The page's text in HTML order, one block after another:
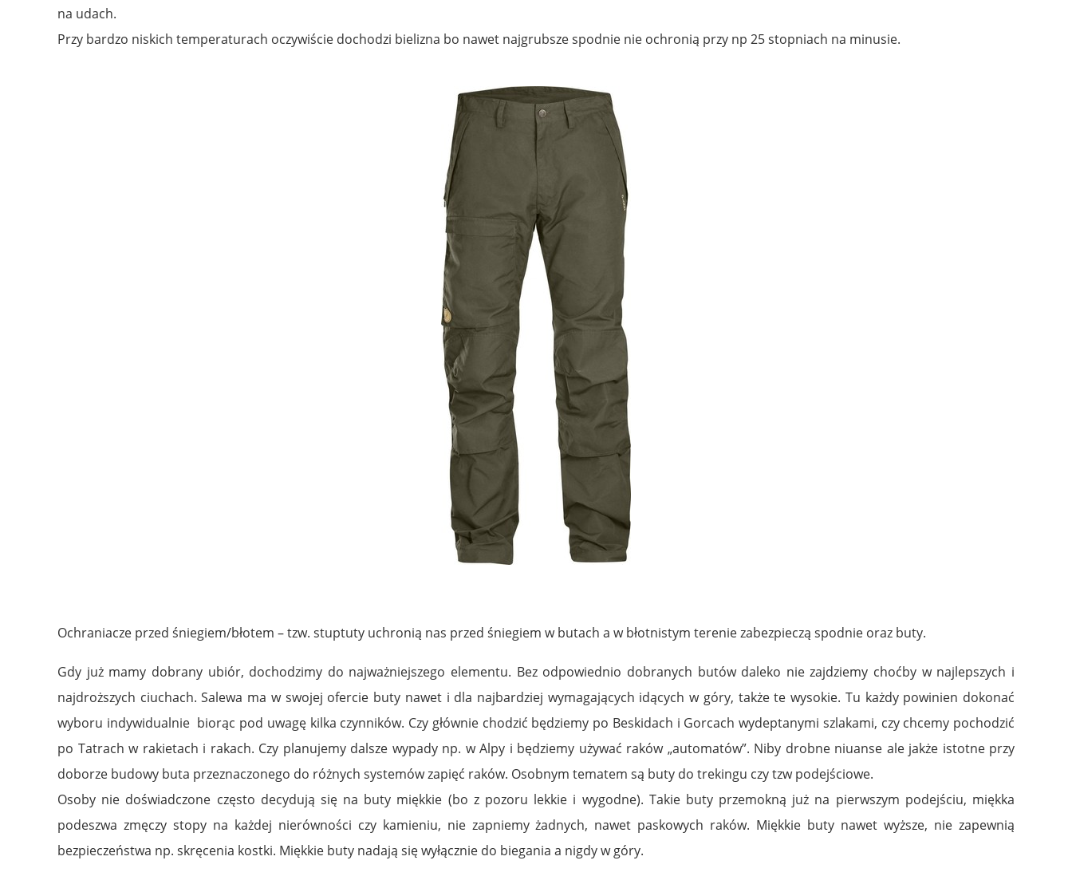
na udach.
Przy bardzo niskich temperaturach oczywiście dochodzi bielizna bo nawet najgrubsze spodnie nie ochronią przy np 25 stopniach na minusie.
Ochraniacze przed śniegiem/błotem – tzw. stuptuty uchronią nas przed śniegiem w butach a w błotnistym terenie zabezpieczą spodnie oraz buty.
Gdy już mamy dobrany ubiór, dochodzimy do najważniejszego elementu. Bez odpowiednio dobranych butów daleko nie zajdziemy choćby w najlepszych i
najdroższych ciuchach. Salewa ma w swojej ofercie buty nawet i dla najbardziej wymagających idących w góry, także te wysokie. Tu każdy powinien dokonać
wyboru indywidualnie biorąc pod uwagę kilka czynników. Czy głównie chodzić będziemy po Beskidach i Gorcach wydeptanymi szlakami, czy chcemy pochodzić
po Tatrach w rakietach i rakach. Czy planujemy dalsze wypady np. w Alpy i będziemy używać raków „automatów”. Niby drobne niuanse ale jakże istotne przy
doborze budowy buta przeznaczonego do różnych systemów zapięć raków. Osobnym tematem są buty do trekingu czy tzw podejściowe.
Osoby nie doświadczone często decydują się na buty miękkie (bo z pozoru lekkie i wygodne). Takie buty przemokną już na pierwszym podejściu, miękka
podeszwa zmęczy stopy na każdej nierówności czy kamieniu, nie zapniemy żadnych, nawet paskowych raków. Miękkie buty nawet wyższe, nie zapewnią
bezpieczeństwa np. skręcenia kostki. Miękkie buty nadają się wyłącznie do biegania a nigdy w góry.